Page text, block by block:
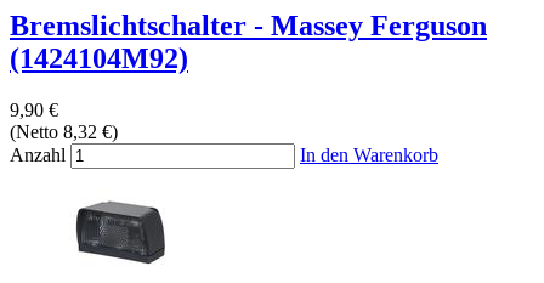
Bremslichtschalter - Massey Ferguson
(1424104M92)
9,90 €
(Netto 8,32 €)
Anzahl
In den Warenkorb